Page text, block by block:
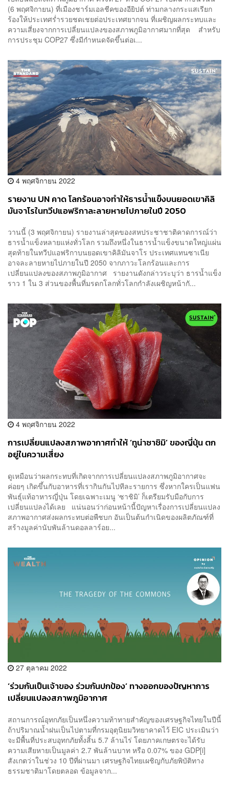
(6 พฤศจิกายน) ที่เมืองชาร์มเอลชีคของอียิปต์ ท่ามกลางกระแสเรียก
ร้องให้ประเทศร่ำรวยชดเชยต่อประเทศยากจน ที่เผชิญผลกระทบและ
ความเสี่ยงจากการเปลี่ยนแปลงของสภาพภูมิอากาศมากที่สุด สำหรับ
การประชุม COP27 ซึ่งมีกำหนดจัดขึ้นต่อเ...
4 พฤศจิกายน 2022
รายงาน UN คาด โลกร้อนอาจทำให้ธารน้ำแข็งบนยอดเขาคิลิ
มันจาโรในทวีปแอฟริกาละลายหายไปภายในปี 2050
วานนี้ (3 พฤศจิกายน) รายงานล่าสุดของสหประชาชาติคาดการณ์ว่า
ธารน้ำแข็งหลายแห่งทั่วโลก รวมถึงหนึ่งในธารน้ำแข็งขนาดใหญ่แผ่น
สุดท้ายในทวีปแอฟริกาบนยอดเขาคิลิมันจาโร ประเทศแทนซาเนีย
อาจละลายหายไปภายในปี 2050 จากภาวะโลกร้อนและการ
เปลี่ยนแปลงของสภาพภูมิอากาศ รายงานดังกล่าวระบุว่า ธารน้ำแข็ง
ราว 1 ใน 3 ส่วนของพื้นที่มรดกโลกทั่วโลกกำลังเผชิญหน้ากั...
4 พฤศจิกายน 2022
การเปลี่ยนแปลงสภาพอากาศทำให้ ‘ทูน่าซาชิมิ’ ของญี่ปุ่น ตก
อยู่ในความเสี่ยง
ดูเหมือนว่าผลกระทบที่เกิดจากการเปลี่ยนแปลงสภาพภูมิอากาศจะ
ค่อยๆ เกิดขึ้นกับอาหารที่เรากินกันไปทีละรายการ ซึ่งหากใครเป็นแฟน
พันธุ์แท้อาหารญี่ปุ่น โดยเฉพาะเมนู ‘ซาชิมิ’ ก็เตรียมรับมือกับการ
เปลี่ยนแปลงได้เลย แน่นอนว่าก่อนหน้านี้ปัญหาเรื่องการเปลี่ยนแปลง
สภาพอากาศส่งผลกระทบต่อพืชบก อันเป็นต้นกำเนิดของผลิตภัณฑ์ที่
สร้างมูลค่านับพันล้านดอลลาร์อย...
27 ตุลาคม 2022
‘ร่วมกันเป็นเจ้าของ ร่วมกันปกป้อง’ ทางออกของปัญหาการ
เปลี่ยนแปลงสภาพภูมิอากาศ
สถานการณ์อุทกภัยเป็นหนึ่งความท้าทายสำคัญของเศรษฐกิจไทยในปีนี้
ถ้าปริมาณน้ำฝนเป็นไปตามที่กรมอุตุนิยมวิทยาคาดไว้ EIC ประเมินว่า
จะมีพื้นที่ประสบอุทกภัยทั้งสิ้น 5.7 ล้านไร่ โดยภาคเกษตรจะได้รับ
ความเสียหายเป็นมูลค่า 2.7 พันล้านบาท หรือ 0.07% ของ GDP[i]
สังเกตว่าในช่วง 10 ปีที่ผ่านมา เศรษฐกิจไทยเผชิญกับภัยพิบัติทาง
ธรรมชาติมาโดยตลอด ข้อมูลจาก...